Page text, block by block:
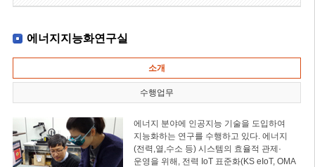
에너지지능화연구실
소개
수행업무
에너지 분야에 인공지능 기술을 도입하여
지능화하는 연구를 수행하고 있다. 에너지
(전력,열,수소 등) 시스템의 효율적 관제·
운영을 위해, 전력 IoT 표준화(KS eIoT, OMA